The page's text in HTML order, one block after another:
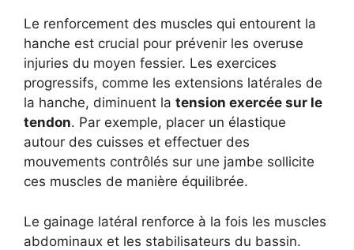
Le renforcement des muscles qui entourent la
hanche est crucial pour prévenir les overuse
injuries du moyen fessier. Les exercices
progressifs, comme les extensions latérales de
la hanche, diminuent la tension exercée sur le
tendon. Par exemple, placer un élastique
autour des cuisses et effectuer des
mouvements contrôlés sur une jambe sollicite
ces muscles de manière équilibrée.
Le gainage latéral renforce à la fois les muscles
abdominaux et les stabilisateurs du bassin.